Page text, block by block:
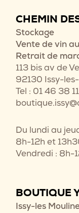
CHEMIN
Stockage
Vente de vin
Retrait de
113 bis av de
92130 Issy-
Tel : 01 46 38
Du lundi au
8h-12h et
Vendredi : 8h-
BOUTIQUE
Issy-les